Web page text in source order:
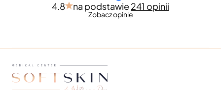
4.8 na podstawie 241 opinii
Zobacz opinie